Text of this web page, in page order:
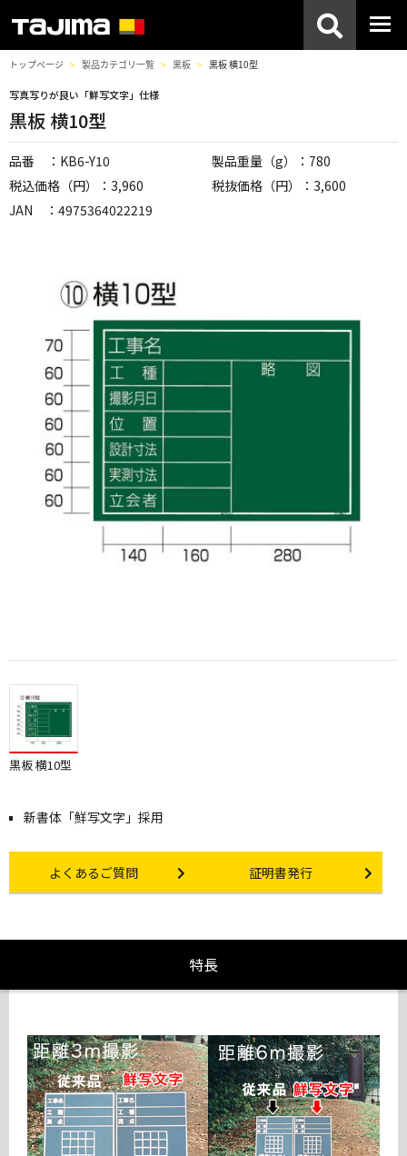
トップページ 製品カテゴリ一覧 黒板 黒板 横10型
写真写りが良い「鮮写文字」仕様
黒板 横10型
品番 ：KB6-Y10
製品重量（g）：780
税込価格（円）：3,960
税抜価格（円）：3,600
JAN ：4975364022219
黒板 横10型
新書体「鮮写文字」採用
Other link
よくあるご質問 Certificate Issuance
証明書発行
特長